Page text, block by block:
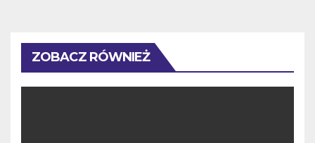
ZOBACZ RÓWNIEŻ